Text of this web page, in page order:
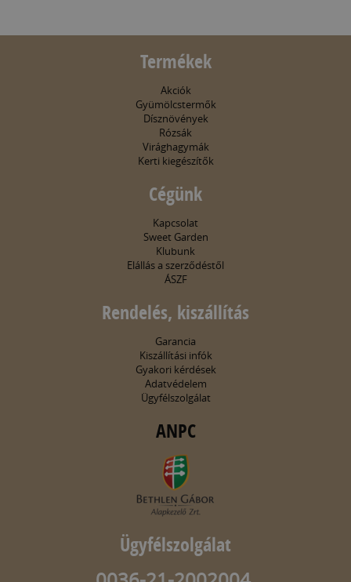
Termékek
Akciók
Gyümölcstermők
Dísznövények
Rózsák
Virághagymák
Kerti kiegészítők
Cégünk
Kapcsolat
Sweet Garden
Klubunk
Elállás a szerződéstől
ÁSZF
Rendelés, kiszállítás
Garancia
Kiszállítási infók
Gyakori kérdések
Adatvédelem
Ügyfélszolgálat
ANPC
Ügyfélszolgálat